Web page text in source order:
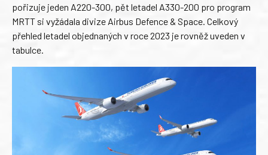
pořizuje jeden A220-300, pět letadel A330-200 pro program
MRTT si vyžádala divize Airbus Defence & Space. Celkový
přehled letadel objednaných v roce 2023 je rovněž uveden v
tabulce.